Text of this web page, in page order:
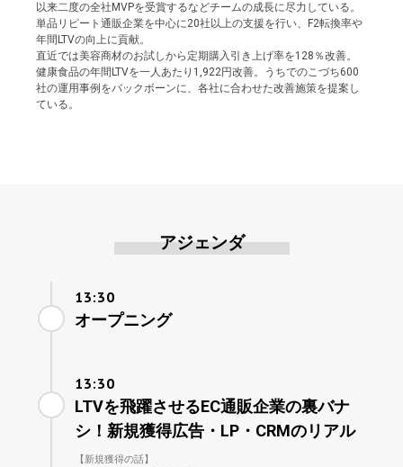
以来二度の全社MVPを受賞するなどチームの成長に尽力している。
単品リピート通販企業を中心に20社以上の支援を行い、F2転換率や
年間LTVの向上に貢献。
直近では美容商材のお試しから定期購入引き上げ率を128％改善。
健康食品の年間LTVを一人あたり1,922円改善。うちでのこづち600
社の運用事例をバックボーンに、各社に合わせた改善施策を提案し
ている。
アジェンダ
13:30
オープニング
13:30
LTVを飛躍させるEC通販企業の裏バナ
シ！新規獲得広告・LP・CRMのリアル
【新規獲得の話】